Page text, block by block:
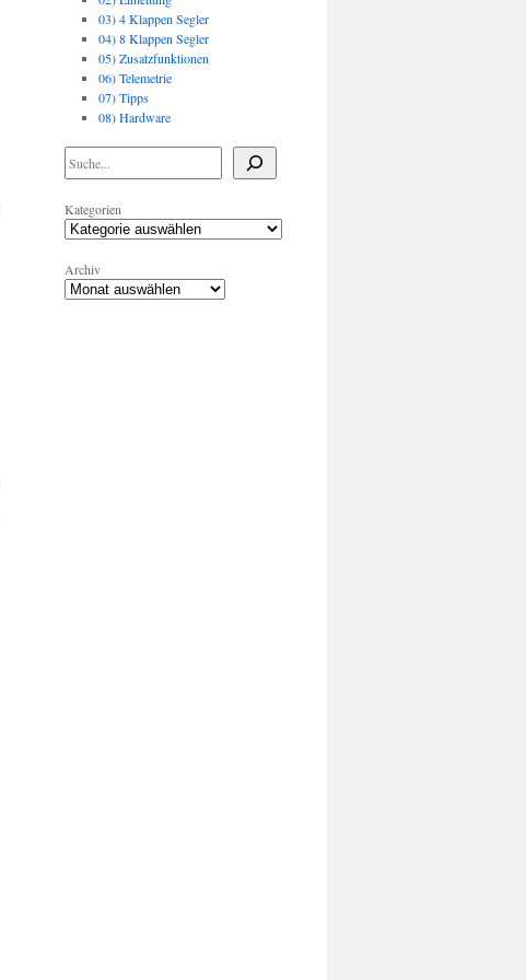
03) 4 Klappen Segler
04) 8 Klappen Segler
05) Zusatzfunktionen
06) Telemetrie
07) Tipps
08) Hardware
Kategorien
Archiv